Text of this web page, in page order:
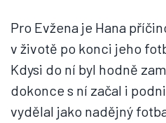
Pro Evžena je Hana
v životě po konci jeho
Kdysi do ní byl hodně
dokonce s ní začal i
vydělal jako nadějný